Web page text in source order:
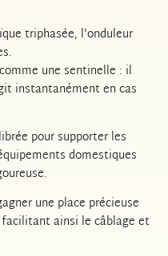
triphasée, l'onduleur
une sentinelle : il
instantanément en cas
pour supporter les
domestiques
une place précieuse
ainsi le câblage et